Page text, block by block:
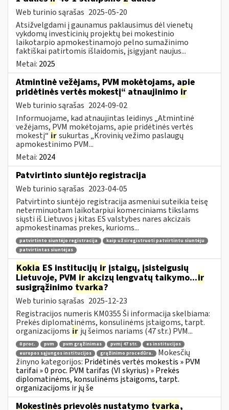
Web turinio sąrašas 2025-05-20
Atsižvelgdami į gaunamus paklausimus dėl vienetų
vykdomų investicinių projektų bei mokestinio
laikotarpio apmokestinamojo pelno sumažinimo
faktiškai patirtomis išlaidomis, įsigyjant naujus...
Metai: 2025
Atmintinė vežėjams, PVM mokėtojams, apie
pridėtinės vertės mokestį“ atnaujinimo ir
Web turinio sąrašas 2024-09-02
Informuojame, kad atnaujintas leidinys „Atmintinė
vežėjams, PVM mokėtojams, apie pridėtinės vertės
mokestį“ irsukurtas „Krovinių vežimo paslaugų
apmokestinimo PVM...
Metai: 2024
Patvirtinto siuntėjo registracija
Web turinio sąrašas 2023-04-05
Patvirtinto siuntėjo registracija asmeniui suteikia teisę
neterminuotam laikotarpiui komerciniams tikslams
siųsti iš Lietuvos į kitas ES valstybes nares akcizais
apmokestinamas prekes, kurioms...
patvirtinto siuntėjo registracija
kaip užsiregistruoti patvirtintu siuntėju
patvirtintas siuntėjas
Kokia ES institucijų ir įstaigų, įsisteigusių
Lietuvoje, PVM ir akcizų lengvatų taikymo...ir
susigrąžinimo tvarka?
Web turinio sąrašas 2025-12-23
Registracijos numeris KM0355 Ši informacija skelbiama:
Prekės diplomatinėms, konsulinėms įstaigoms, tarpt.
organizacijoms ir jų šeimos nariams (47 str.) PVM...
0 proc. pvm pvm grąžinimas pvmį 47 str.
es institucijos
europos sąjungos institucijos
grąžinimo procedūra.
Mokesčių
žinyno kategorijos: Pridėtinės vertės mokestis » PVM
tarifai » 0 proc. PVM tarifas (VI skyrius) » Prekės
diplomatinėms, konsulinėms įstaigoms, tarpt.
organizacijoms ir jų še
Mokestinės prievolės nustatymo tvarka,